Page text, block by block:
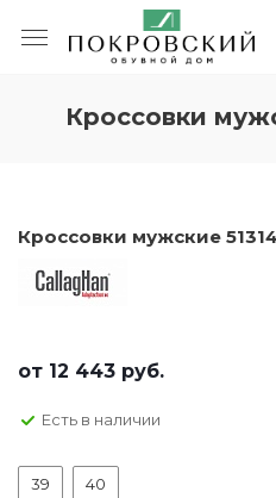
Кроссовки
Кроссовки мужские
от 12 443 руб.
Есть в наличии
39 40